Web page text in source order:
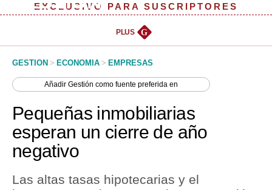
Management & Empleo
Perú
Política
EXCLUSIVO PARA SUSCRIPTORES
PLUS G
GESTION > ECONOMIA > EMPRESAS
AñadirGestión como fuente preferida en
Pequeñas inmobiliarias
esperan un cierre de año
negativo
Las altas tasas hipotecarias y el